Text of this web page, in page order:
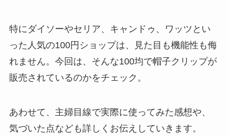
すく解説！
【100均】ダイソー/
セリア等でチャイル
ドシートカバーは買
【100均】ダイソー/
特にダイソーやセリア、キャンドゥ、ワッツとい
った人気の100円ショップは、見た目も機能性も侮
れません。今回は、そんな100均で帽子クリップが
販売されているのかをチェック。
あわせて、主婦目線で実際に使ってみた感想や、
気づいた点なども詳しくお伝えしていきます。